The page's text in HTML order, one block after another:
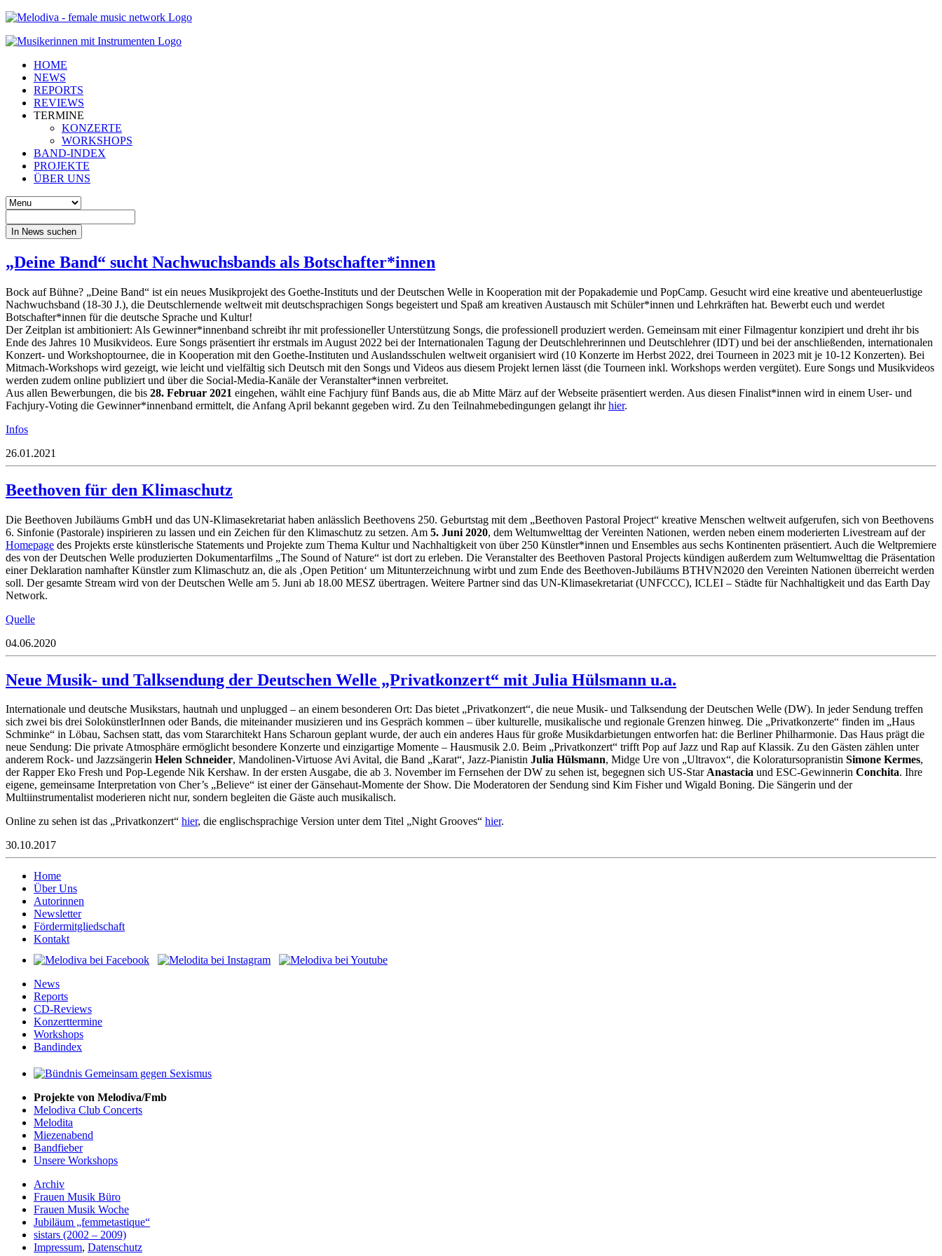
HOME
NEWS
REPORTS
REVIEWS
TERMINE
KONZERTE
WORKSHOPS
BAND-INDEX
PROJEKTE
ÜBER UNS
In News suchen
„Deine Band“ sucht Nachwuchsbands als Botschafter*innen
Bock auf Bühne? „Deine Band“ ist ein neues Musikprojekt des Goethe-Instituts und der Deutschen Welle in Kooperation mit der Popakademie und PopCamp. Gesucht wird eine kreative und abenteuerlustige
Nachwuchsband (18-30 J.), die Deutschlernende weltweit mit deutschsprachigen Songs begeistert und Spaß am kreativen Austausch mit Schüler*innen und Lehrkräften hat. Bewerbt euch und werdet
Botschafter*innen für die deutsche Sprache und Kultur!
Der Zeitplan ist ambitioniert: Als Gewinner*innenband schreibt ihr mit professioneller Unterstützung Songs, die professionell produziert werden. Gemeinsam mit einer Filmagentur konzipiert und dreht ihr bis
Ende des Jahres 10 Musikvideos. Eure Songs präsentiert ihr erstmals im August 2022 bei der Internationalen Tagung der Deutschlehrerinnen und Deutschlehrer (IDT) und bei der anschließenden, internationalen
Konzert- und Workshoptournee, die in Kooperation mit den Goethe-Instituten und Auslandsschulen weltweit organisiert wird (10 Konzerte im Herbst 2022, drei Tourneen in 2023 mit je 10-12 Konzerten). Bei
Mitmach-Workshops wird gezeigt, wie leicht und vielfältig sich Deutsch mit den Songs und Videos aus diesem Projekt lernen lässt (die Tourneen inkl. Workshops werden vergütet). Eure Songs und Musikvideos
werden zudem online publiziert und über die Social-Media-Kanäle der Veranstalter*innen verbreitet.
Aus allen Bewerbungen, die bis 28. Februar 2021 eingehen, wählt eine Fachjury fünf Bands aus, die ab Mitte März auf der Webseite präsentiert werden. Aus diesen Finalist*innen wird in einem User- und
Fachjury-Voting die Gewinner*innenband ermittelt, die Anfang April bekannt gegeben wird. Zu den Teilnahmebedingungen gelangt ihrhier.
Infos
26.01.2021
Beethoven für den Klimaschutz
Die Beethoven Jubiläums GmbH und das UN-Klimasekretariat haben anlässlich Beethovens 250. Geburtstag mit dem „Beethoven Pastoral Project“ kreative Menschen weltweit aufgerufen, sich von Beethovens
6. Sinfonie (Pastorale) inspirieren zu lassen und ein Zeichen für den Klimaschutz zu setzen. Am 5. Juni 2020, dem Weltumwelttag der Vereinten Nationen, werden neben einem moderierten Livestream auf der
Homepage des Projekts erste künstlerische Statements und Projekte zum Thema Kultur und Nachhaltigkeit von über 250 Künstler*innen und Ensembles aus sechs Kontinenten präsentiert. Auch die Weltpremiere
des von der Deutschen Welle produzierten Dokumentarfilms „The Sound of Nature“ ist dort zu erleben. Die Veranstalter des Beethoven Pastoral Projects kündigen außerdem zum Weltumwelttag die Präsentation
einer Deklaration namhafter Künstler zum Klimaschutz an, die als ‚Open Petition‘ um Mitunterzeichnung wirbt und zum Ende des Beethoven-Jubiläums BTHVN2020 den Vereinten Nationen überreicht werden
soll. Der gesamte Stream wird von der Deutschen Welle am 5. Juni ab 18.00 MESZ übertragen. Weitere Partner sind das UN-Klimasekretariat (UNFCCC), ICLEI – Städte für Nachhaltigkeit und das Earth Day
Network.
Quelle
04.06.2020
Neue Musik- und Talksendung der Deutschen Welle „Privatkonzert“ mit Julia Hülsmann u.a.
Internationale und deutsche Musikstars, hautnah und unplugged – an einem besonderen Ort: Das bietet „Privatkonzert“, die neue Musik- und Talksendung der Deutschen Welle (DW). In jeder Sendung treffen
sich zwei bis drei SolokünstlerInnen oder Bands, die miteinander musizieren und ins Gespräch kommen – über kulturelle, musikalische und regionale Grenzen hinweg. Die „Privatkonzerte“ finden im „Haus
Schminke“ in Löbau, Sachsen statt, das vom Stararchitekt Hans Scharoun geplant wurde, der auch ein anderes Haus für große Musikdarbietungen entworfen hat: die Berliner Philharmonie. Das Haus prägt die
neue Sendung: Die private Atmosphäre ermöglicht besondere Konzerte und einzigartige Momente – Hausmusik 2.0. Beim „Privatkonzert“ trifft Pop auf Jazz und Rap auf Klassik. Zu den Gästen zählen unter
anderem Rock- und Jazzsängerin Helen Schneider, Mandolinen-Virtuose Avi Avital, die Band „Karat“, Jazz-Pianistin Julia Hülsmann, Midge Ure von „Ultravox“, die Koloratursopranistin Simone Kermes,
der Rapper Eko Fresh und Pop-Legende Nik Kershaw. In der ersten Ausgabe, die ab 3. November im Fernsehen der DW zu sehen ist, begegnen sich US-StarAnastacia und ESC-Gewinnerin Conchita. Ihre
eigene, gemeinsame Interpretation von Cher’s „Believe“ ist einer der Gänsehaut-Momente der Show. Die Moderatoren der Sendung sind Kim Fisher und Wigald Boning. Die Sängerin und der
Multiinstrumentalist moderieren nicht nur, sondern begleiten die Gäste auch musikalisch.
Online zu sehen ist das „Privatkonzert“ hier, die englischsprachige Version unter dem Titel „Night Grooves“ hier.
30.10.2017
Home
Über Uns
Autorinnen
Newsletter
Fördermitgliedschaft
Kontakt
News
Reports
CD-Reviews
Konzerttermine
Workshops
Bandindex
Projekte von Melodiva/Fmb
Melodiva Club Concerts
Melodita
Miezenabend
Bandfieber
Unsere Workshops
Archiv
Frauen Musik Büro
Frauen Musik Woche
Jubiläum „femmetastique“
sistars (2002 – 2009)
Impressum, Datenschutz